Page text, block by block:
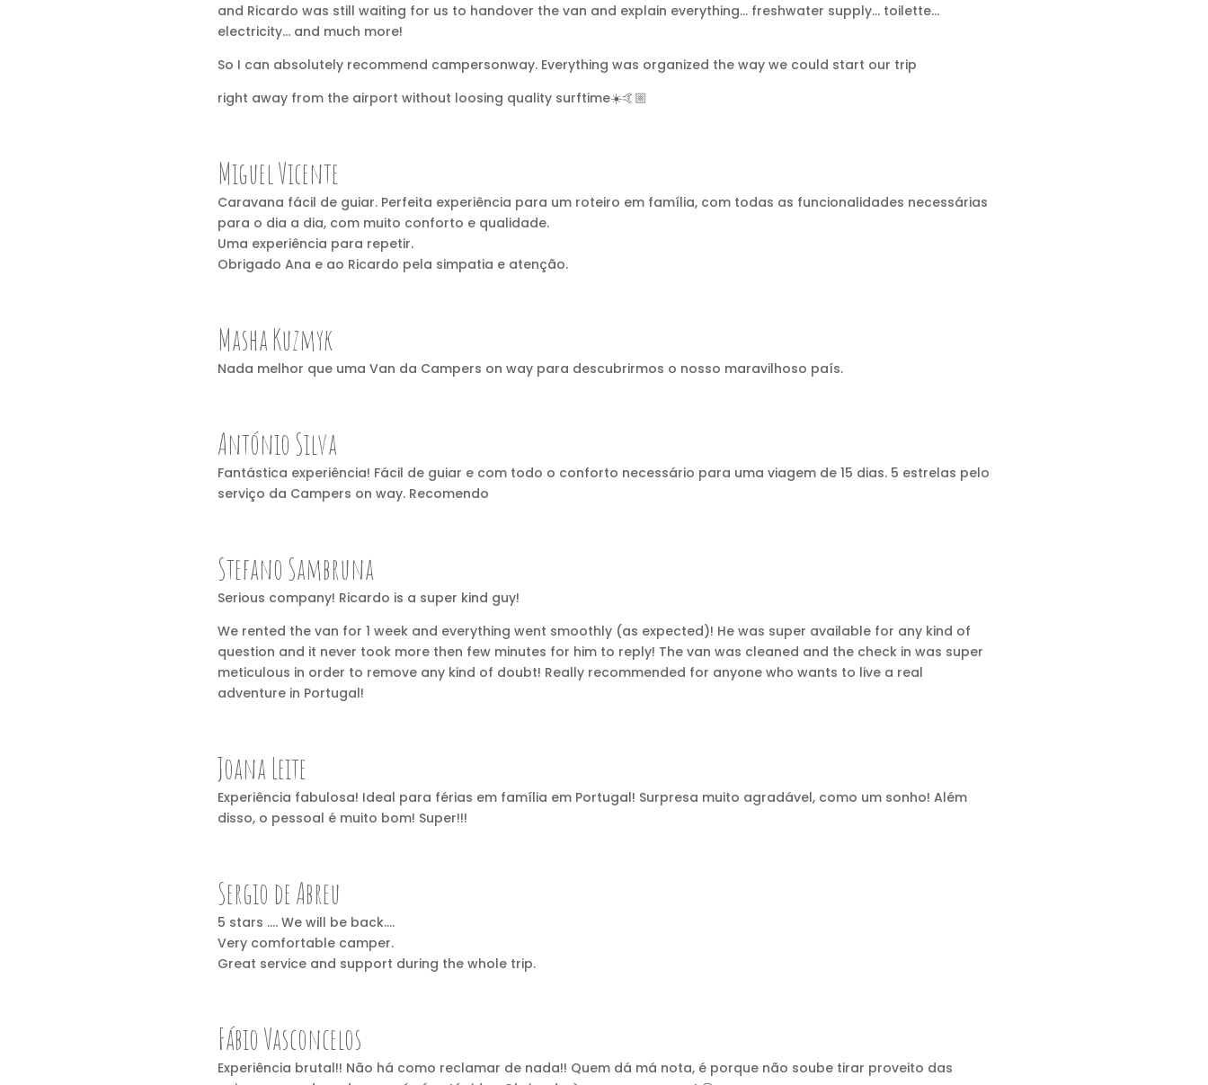
and Ricardo was still waiting for us to handover the van and explain everything… freshwater supply… toilette…
electricity… and much more!
So I can absolutely recommend campersonway. Everything was organized the way we could start our trip
right away from the airport without loosing quality surftime☀️🤙🏼
Miguel Vicente
Caravana fácil de guiar. Perfeita experiência para um roteiro em família, com todas as funcionalidades necessárias
para o dia a dia, com muito conforto e qualidade.
Uma experiência para repetir.
Obrigado Ana e ao Ricardo pela simpatia e atenção.
Masha Kuzmyk
Nada melhor que uma Van da Campers on way para descubrirmos o nosso maravilhoso país.
António Silva
Fantástica experiência! Fácil de guiar e com todo o conforto necessário para uma viagem de 15 dias. 5 estrelas pelo
serviço da Campers on way. Recomendo
Stefano Sambruna
Serious company! Ricardo is a super kind guy!
We rented the van for 1 week and everything went smoothly (as expected)! He was super available for any kind of
question and it never took more then few minutes for him to reply! The van was cleaned and the check in was super
meticulous in order to remove any kind of doubt! Really recommended for anyone who wants to live a real
adventure in Portugal!
Joana Leite
Experiência fabulosa! Ideal para férias em família em Portugal! Surpresa muito agradável, como um sonho! Além
disso, o pessoal é muito bom! Super!!!
Sergio de Abreu
5 stars …. We will be back….
Very comfortable camper.
Great service and support during the whole trip.
Fábio Vasconcelos
Experiência brutal!! Não há como reclamar de nada!! Quem dá má nota, é porque não soube tirar proveito das